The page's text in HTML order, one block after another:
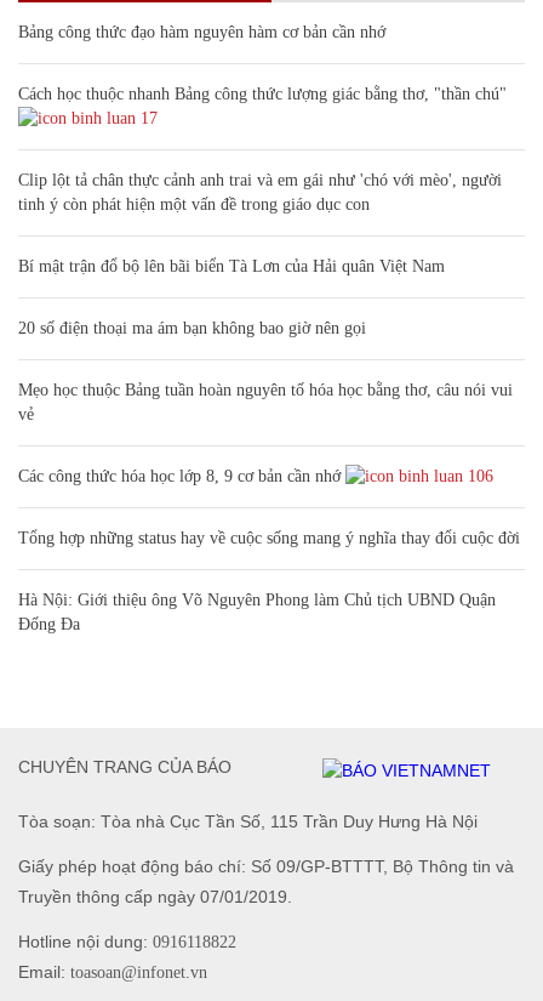
Bảng công thức đạo hàm nguyên hàm cơ bản cần nhớ
Cách học thuộc nhanh Bảng công thức lượng giác bằng thơ, "thần chú"
17
Clip lột tả chân thực cảnh anh trai và em gái như 'chó với mèo', người
tinh ý còn phát hiện một vấn đề trong giáo dục con
Bí mật trận đổ bộ lên bãi biển Tà Lơn của Hải quân Việt Nam
20 số điện thoại ma ám bạn không bao giờ nên gọi
Mẹo học thuộc Bảng tuần hoàn nguyên tố hóa học bằng thơ, câu nói vui
vẻ
Các công thức hóa học lớp 8, 9 cơ bản cần nhớ 106
Tổng hợp những status hay về cuộc sống mang ý nghĩa thay đổi cuộc đời
Hà Nội: Giới thiệu ông Võ Nguyên Phong làm Chủ tịch UBND Quận
Đống Đa
Tòa soạn: Tòa nhà Cục Tần Số, 115 Trần Duy Hưng Hà Nội
Giấy phép hoạt động báo chí: Số 09/GP-BTTTT, Bộ Thông tin và
Truyền thông cấp ngày 07/01/2019.
Hotline nội dung: 0916118822
Email: toasoan@infonet.vn
CHUYÊN TRANG CỦA BÁO